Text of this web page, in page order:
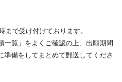
まで受け付けております。
一覧」をよくご確認の上、出願期間
準備をしてまとめて郵送してくださ